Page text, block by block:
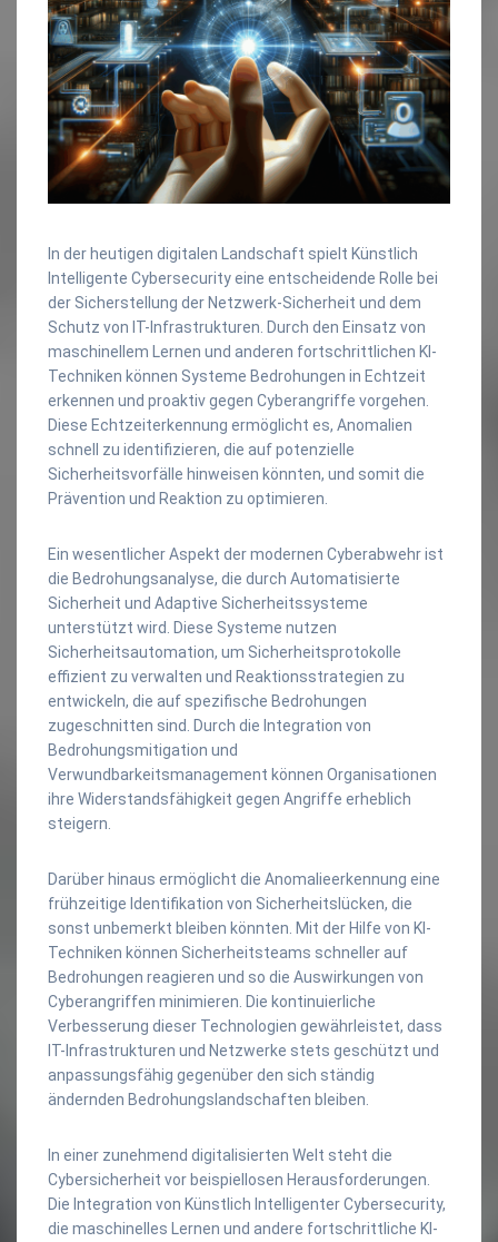
In der heutigen digitalen Landschaft spielt Künstlich
Intelligente Cybersecurity eine entscheidende Rolle bei
der Sicherstellung der Netzwerk-Sicherheit und dem
Schutz von IT-Infrastrukturen. Durch den Einsatz von
maschinellem Lernen und anderen fortschrittlichen KI-
Techniken können Systeme Bedrohungen in Echtzeit
erkennen und proaktiv gegen Cyberangriffe vorgehen.
Diese Echtzeiterkennung ermöglicht es, Anomalien
schnell zu identifizieren, die auf potenzielle
Sicherheitsvorfälle hinweisen könnten, und somit die
Prävention und Reaktion zu optimieren.
Ein wesentlicher Aspekt der modernen Cyberabwehr ist
die Bedrohungsanalyse, die durch Automatisierte
Sicherheit und Adaptive Sicherheitssysteme
unterstützt wird. Diese Systeme nutzen
Sicherheitsautomation, um Sicherheitsprotokolle
effizient zu verwalten und Reaktionsstrategien zu
entwickeln, die auf spezifische Bedrohungen
zugeschnitten sind. Durch die Integration von
Bedrohungsmitigation und
Verwundbarkeitsmanagement können Organisationen
ihre Widerstandsfähigkeit gegen Angriffe erheblich
steigern.
Darüber hinaus ermöglicht die Anomalieerkennung eine
frühzeitige Identifikation von Sicherheitslücken, die
sonst unbemerkt bleiben könnten. Mit der Hilfe von KI-
Techniken können Sicherheitsteams schneller auf
Bedrohungen reagieren und so die Auswirkungen von
Cyberangriffen minimieren. Die kontinuierliche
Verbesserung dieser Technologien gewährleistet, dass
IT-Infrastrukturen und Netzwerke stets geschützt und
anpassungsfähig gegenüber den sich ständig
ändernden Bedrohungslandschaften bleiben.
In einer zunehmend digitalisierten Welt steht die
Cybersicherheit vor beispiellosen Herausforderungen.
Die Integration von Künstlich Intelligenter Cybersecurity,
die maschinelles Lernen und andere fortschrittliche KI-